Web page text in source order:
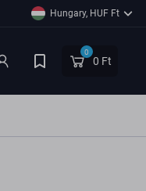
Hungary, HUF Ft
0
0 Ft